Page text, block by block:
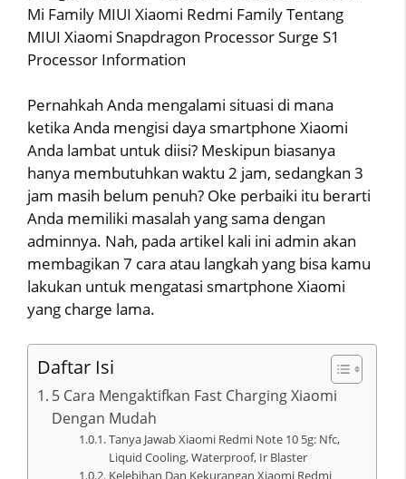
Mi Family MIUI Xiaomi Redmi Family Tentang
MIUI Xiaomi Snapdragon Processor Surge S1
Processor Information
Pernahkah Anda mengalami situasi di mana
ketika Anda mengisi daya smartphone Xiaomi
Anda lambat untuk diisi? Meskipun biasanya
hanya membutuhkan waktu 2 jam, sedangkan 3
jam masih belum penuh? Oke perbaiki itu berarti
Anda memiliki masalah yang sama dengan
adminnya. Nah, pada artikel kali ini admin akan
membagikan 7 cara atau langkah yang bisa kamu
lakukan untuk mengatasi smartphone Xiaomi
yang charge lama.
Daftar Isi
5 Cara Mengaktifkan Fast Charging Xiaomi
Dengan Mudah
Tanya Jawab Xiaomi Redmi Note 10 5g: Nfc,
Liquid Cooling, Waterproof, Ir Blaster
Kelebihan Dan Kekurangan Xiaomi Redmi